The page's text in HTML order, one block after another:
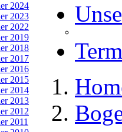
2024
2023
2022
2019
2018
2017
2016
2015
2014
2013
2012
2011